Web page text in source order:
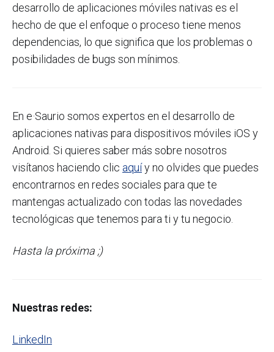
desarrollo de aplicaciones móviles nativas es el
hecho de que el enfoque o proceso tiene menos
dependencias, lo que significa que los problemas o
posibilidades de bugs son mínimos.
En e·Saurio somos expertos en el desarrollo de
aplicaciones nativas para dispositivos móviles iOS y
Android. Si quieres saber más sobre nosotros
visítanos haciendo clic aquíy no olvides que puedes
encontrarnos en redes sociales para que te
mantengas actualizado con todas las novedades
tecnológicas que tenemos para ti y tu negocio.
Hasta la próxima ;)
Nuestras redes:
LinkedIn